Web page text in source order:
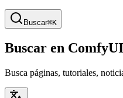
Buscar⌘K
Buscar en
Busca páginas, tutoriales,